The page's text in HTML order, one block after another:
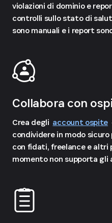
violazioni di dominio e
controlli sullo stato di
sono manuali e i report
Collabora con
Crea degli account ospite
condividere in modo
con fidati, freelance e altri
momento non supporta gli